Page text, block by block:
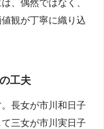
、偶然ではなく、
観が丁寧に織り込
工夫
長女が市川和日子
三女が市川実日子